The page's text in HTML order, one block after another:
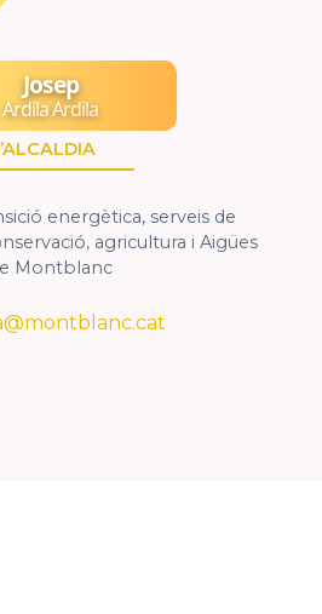
Josep
Ardila Ardila
energètica, serveis de
agricultura i Aigües
Montblanc